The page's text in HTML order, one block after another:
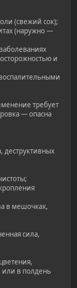
(свежий сок);
(наружно —
и
требует
— опасна
деструктивных
в мешочках,
сила,
в полдень